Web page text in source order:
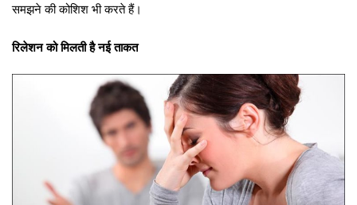
समझने की कोशिश भी करते हैं।
रिलेशन को मिलती है नई ताकत